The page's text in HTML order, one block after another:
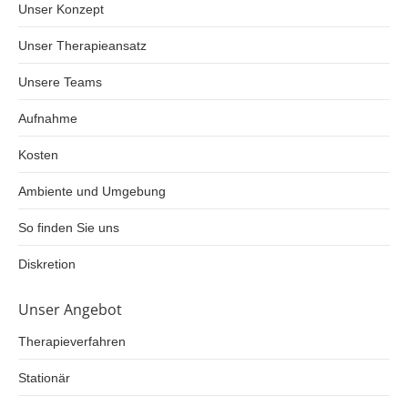
Unser Konzept
Unser Therapieansatz
Unsere Teams
Aufnahme
Kosten
Ambiente und Umgebung
So finden Sie uns
Diskretion
Unser Angebot
Therapieverfahren
Stationär